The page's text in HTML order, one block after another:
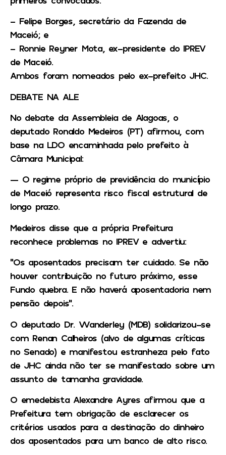
– Felipe Borges, secretário da Fazenda de
Maceió; e
– Ronnie Reyner Mota, ex-presidente do IPREV
de Maceió.
Ambos foram nomeados pelo ex-prefeito JHC.
DEBATE NA ALE
No debate da Assembleia de Alagoas, o
deputado Ronaldo Medeiros (PT) afirmou, com
base na LDO encaminhada pelo prefeito à
Câmara Municipal:
— O regime próprio de previdência do município
de Maceió representa risco fiscal estrutural de
longo prazo.
Medeiros disse que a própria Prefeitura
reconhece problemas no IPREV e advertiu:
“Os aposentados precisam ter cuidado. Se não
houver contribuição no futuro próximo, esse
Fundo quebra. E não haverá aposentadoria nem
pensão depois”.
O deputado Dr. Wanderley (MDB) solidarizou-se
com Renan Calheiros (alvo de algumas críticas
no Senado) e manifestou estranheza pelo fato
de JHC ainda não ter se manifestado sobre um
assunto de tamanha gravidade.
O emedebista Alexandre Ayres afirmou que a
Prefeitura tem obrigação de esclarecer os
critérios usados para a destinação do dinheiro
dos aposentados para um banco de alto risco.